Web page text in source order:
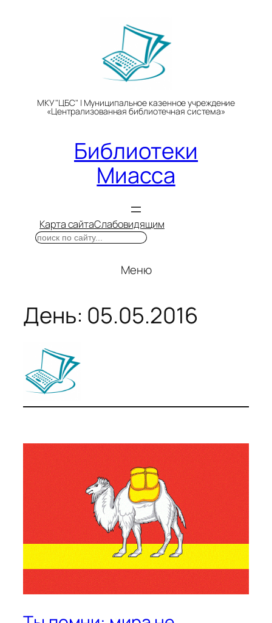
МКУ "ЦБС" | Муниципальное казенное учреждение
«Централизованная библиотечная система»
Библиотеки
Миасса
Карта сайтаСлабовидящим
Поиск
Меню
День: 05.05.2016